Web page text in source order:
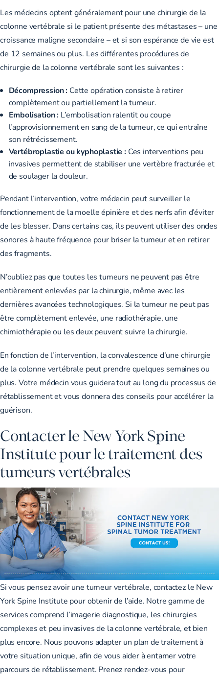
Les médecins optent généralement pour une chirurgie de la
colonne vertébrale si le patient présente des métastases – une
croissance maligne secondaire – et si son espérance de vie est
de 12 semaines ou plus. Les différentes procédures de
chirurgie de la colonne vertébrale sont les suivantes :
Décompression : Cette opération consiste à retirer
complètement ou partiellement la tumeur.
Embolisation : L’embolisation ralentit ou coupe
l’approvisionnement en sang de la tumeur, ce qui entraîne
son rétrécissement.
Vertébroplastie ou kyphoplastie : Ces interventions peu
invasives permettent de stabiliser une vertèbre fracturée et
de soulager la douleur.
Pendant l’intervention, votre médecin peut surveiller le
fonctionnement de la moelle épinière et des nerfs afin d’éviter
de les blesser. Dans certains cas, ils peuvent utiliser des ondes
sonores à haute fréquence pour briser la tumeur et en retirer
des fragments.
N’oubliez pas que toutes les tumeurs ne peuvent pas être
entièrement enlevées par la chirurgie, même avec les
dernières avancées technologiques. Si la tumeur ne peut pas
être complètement enlevée, une radiothérapie, une
chimiothérapie ou les deux peuvent suivre la chirurgie.
En fonction de l’intervention, la convalescence d’une chirurgie
de la colonne vertébrale peut prendre quelques semainesou
plus. Votre médecin vous guidera tout au long du processus de
rétablissement et vous donnera des conseils pour accélérer la
guérison.
Contacter le New York Spine
Institute pour le traitement des
tumeurs vertébrales
Si vous pensez avoir une tumeur vertébrale, contactez le New
York Spine Institute pour obtenir de l’aide. Notre gamme de
services comprend l’imagerie diagnostique, leschirurgies
complexes et peu invasives de la colonne vertébrale, et bien
plus encore. Nous pouvons adapter un plan de traitement à
votre situation unique, afin de vous aider à entamer votre
parcours de rétablissement. Prenez rendez-vous pour